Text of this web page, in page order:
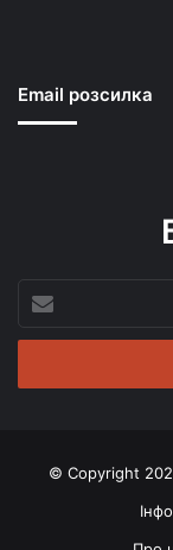
Email розсилка
свій
email
© Copyright